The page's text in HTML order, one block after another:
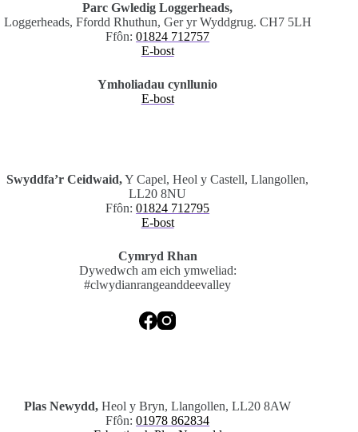
Parc Gwledig Loggerheads,
Loggerheads, Ffordd Rhuthun, Ger yr Wyddgrug. CH7 5LH
Ffôn:01824 712757
E-bost
Ymholiadau cynllunio
E-bost
Swyddfa’r Ceidwaid,Y Capel, Heol y Castell, Llangollen,
LL20 8NU
Ffôn:01824 712795
E-bost
Cymryd Rhan
Dywedwch am eich ymweliad:
#clwydianrangeanddeevalley
Plas Newydd, Heol y Bryn, Llangollen, LL20 8AW
Ffôn:01978 862834